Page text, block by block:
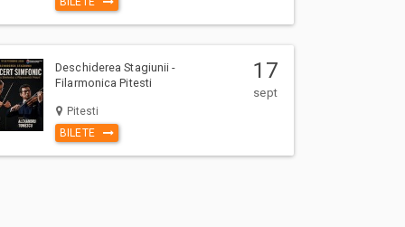
Deschiderea Stagiunii -
Filarmonica Pitesti
Pitesti
BILETE
17
sept